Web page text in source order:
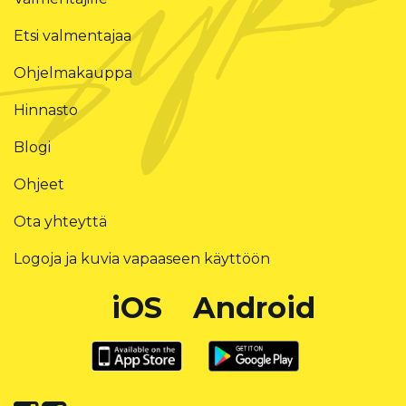
Etsi valmentajaa
Ohjelmakauppa
Hinnasto
Blogi
Ohjeet
Ota yhteyttä
Logoja ja kuvia vapaaseen käyttöön
iOS Android